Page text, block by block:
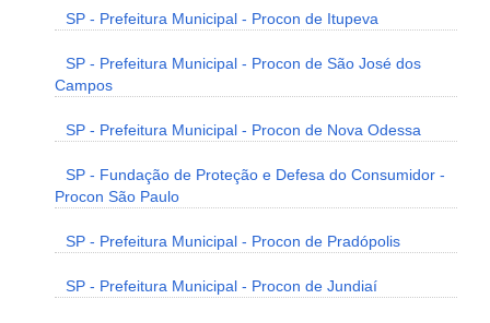
SP - Prefeitura Municipal - Procon de Itupeva
SP - Prefeitura Municipal - Procon de São José dos
Campos
SP - Prefeitura Municipal - Procon de Nova Odessa
SP - Fundação de Proteção e Defesa do Consumidor -
Procon São Paulo
SP - Prefeitura Municipal - Procon de Pradópolis
SP - Prefeitura Municipal - Procon de Jundiaí